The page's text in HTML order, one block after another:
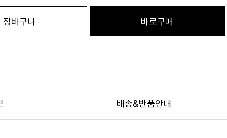
장바구니 바로구매
배송&반품안내